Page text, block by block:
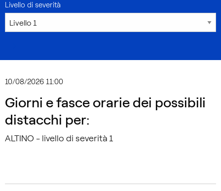
Livello di severità
10/08/2026 11:00
Giorni e fasce orarie dei possibili
distacchi per:
ALTINO - livello di severità1